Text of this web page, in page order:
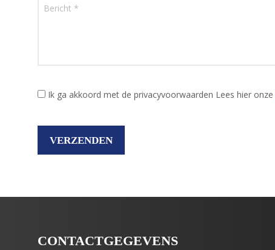
Ik ga akkoord met de privacyvoorwaarden Lees hier onze
CONTACTGEGEVENS